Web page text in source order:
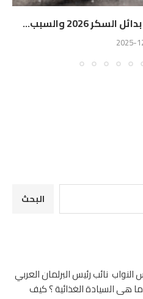
2026 والسبب...
2025-
البحث
نائب رئيس البرلمان العربي
هى السيادة الغذائية ؟ كيف